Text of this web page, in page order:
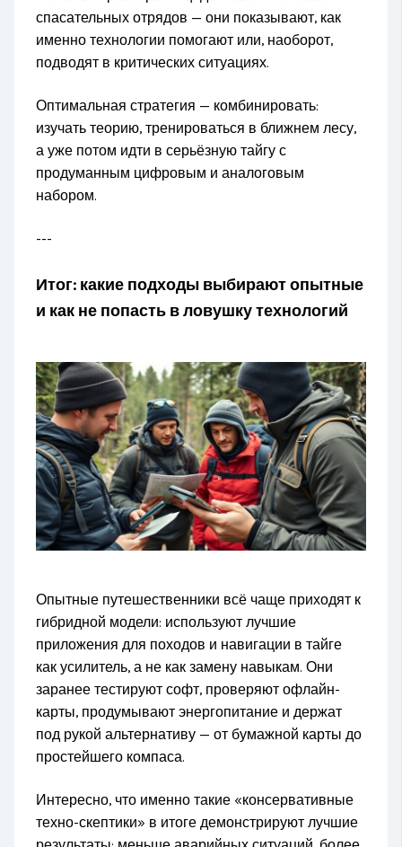
спасательных отрядов — они показывают, как
именно технологии помогают или, наоборот,
подводят в критических ситуациях.
Оптимальная стратегия — комбинировать:
изучать теорию, тренироваться в ближнем лесу,
а уже потом идти в серьёзную тайгу с
продуманным цифровым и аналоговым
набором.
---
Итог: какие подходы выбирают опытные
и как не попасть в ловушку технологий
Опытные путешественники всё чаще приходят к
гибридной модели: используют лучшие
приложения для походов и навигации в тайге
как усилитель, а не как замену навыкам. Они
заранее тестируют софт, проверяют офлайн-
карты, продумывают энергопитание и держат
под рукой альтернативу — от бумажной карты до
простейшего компаса.
Интересно, что именно такие «консервативные
техно-скептики» в итоге демонстрируют лучшие